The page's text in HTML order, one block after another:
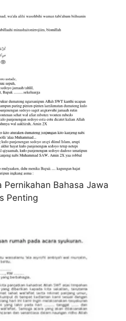
Pernikahan Bahasa Jawa
Penting